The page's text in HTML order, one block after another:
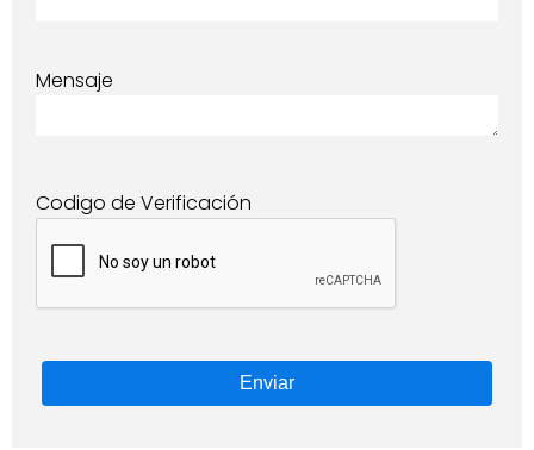
Mensaje
Codigo de Verificación
Enviar